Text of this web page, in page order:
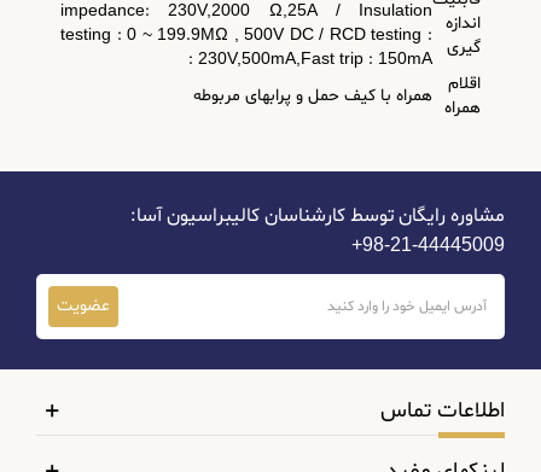
اندازه
گیری
impedance: 230V,2000 Ω,25A / Insulation
testing : 0 ~ 199.9MΩ , 500V DC / RCD testing :
: 230V,500mA,Fast trip : 150mA
اقلام
همراه
همراه با کیف حمل و پرابهای مربوطه
مشاوره رایگان توسط کارشناسان کالیبراسیون آسا:
44445009-21-98+
عضویت
اطلاعات تماس